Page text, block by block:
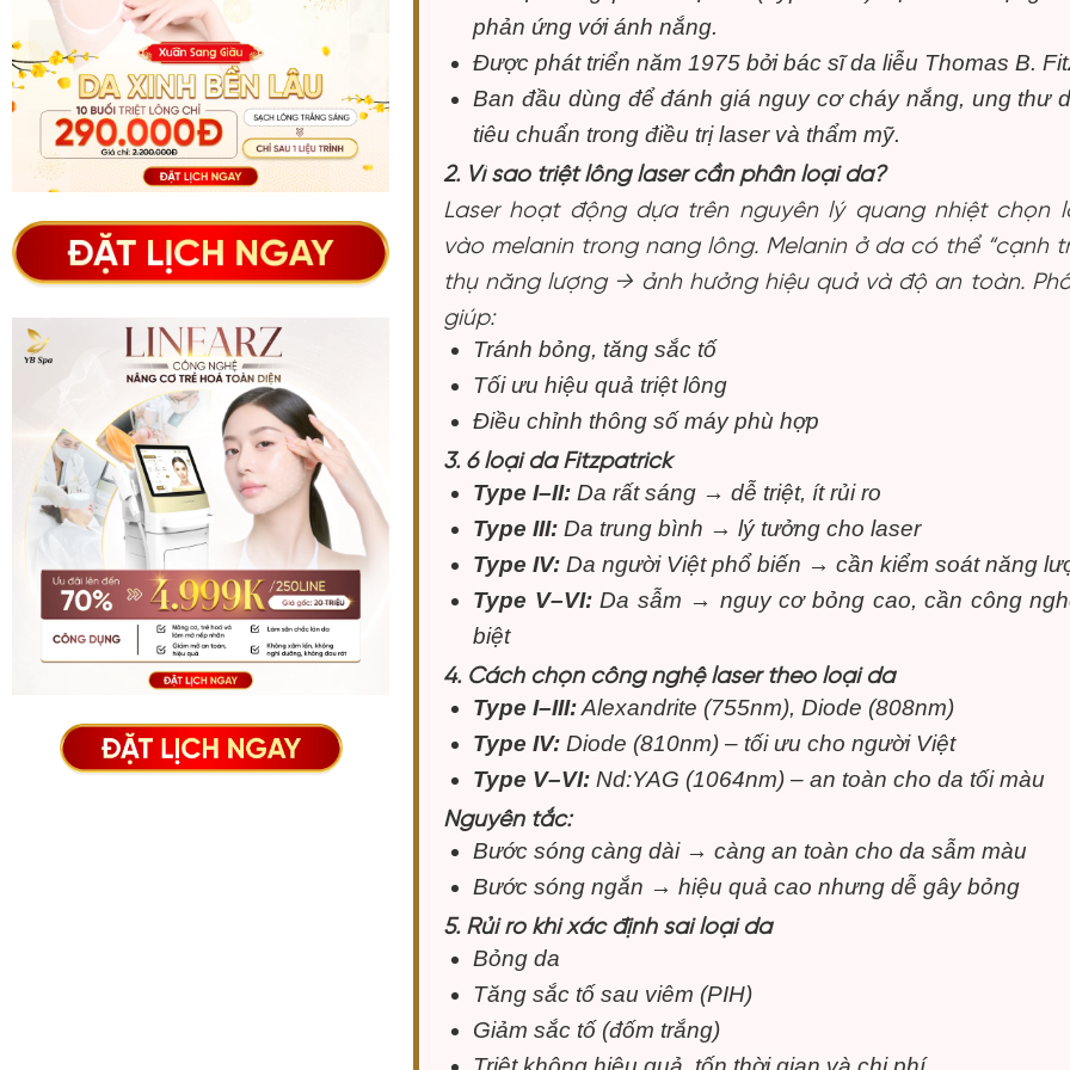
phản ứng với ánh nắng.
Được phát triển năm 1975 bởi bác sĩ da liễu Thomas B.
Ban đầu dùng để đánh giá nguy cơ cháy nắng, ung thư
tiêu chuẩn trong điều trị laser và thẩm mỹ.
2. Vì sao triệt lông laser cần phân loại da?
Laser hoạt động dựa trên nguyên lý quang nhiệt chọn
vào melanin trong nang lông. Melanin ở da có thể “cạnh
thụ năng lượng → ảnh hưởng hiệu quả và độ an toàn.
giúp:
Tránh bỏng, tăng sắc tố
Tối ưu hiệu quả triệt lông
Điều chỉnh thông số máy phù hợp
3. 6 loại da Fitzpatrick
Type I–II:Da rất sáng → dễ triệt, ít rủi ro
Type III:Da trung bình → lý tưởng cho laser
Type IV:Da người Việt phổ biến → cần kiểm soát năng
Type V–VI:Da sẫm → nguy cơ bỏng cao, cần công
biệt
4. Cách chọn công nghệ laser theo loại da
Type I–III:Alexandrite (755nm), Diode (808nm)
Type IV:Diode (810nm) – tối ưu cho người Việt
Type V–VI:Nd:YAG (1064nm) – an toàn cho da tối màu
Nguyên tắc:
Bước sóng càng dài → càng an toàn cho da sẫm màu
Bước sóng ngắn → hiệu quả cao nhưng dễ gây bỏng
5. Rủi ro khi xác định sai loại da
Bỏng da
Tăng sắc tố sau viêm (PIH)
Giảm sắc tố (đốm trắng)